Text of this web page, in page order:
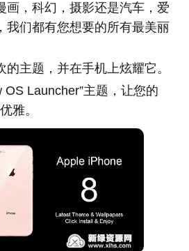
画，科幻，摄影还是汽车，爱
我们都有您想要的所有最美丽
的主题，并在手机上炫耀它。
OS Launcher”主题，让您的
雅。